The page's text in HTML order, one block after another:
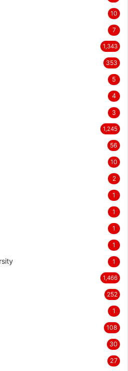
10
7
1,343
353
5
4
3
1,245
56
10
2
1
1
1
1
1
1,466
252
1
108
30
27